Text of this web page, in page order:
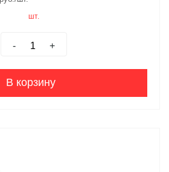
шт.
- +
В корзину